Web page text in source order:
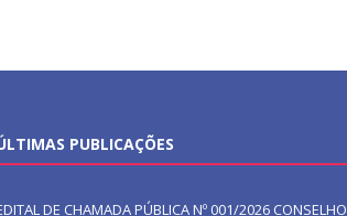
PUBLICAÇÕES
DE CHAMADA PÚBLICA Nº 001/2026 CONSELHO